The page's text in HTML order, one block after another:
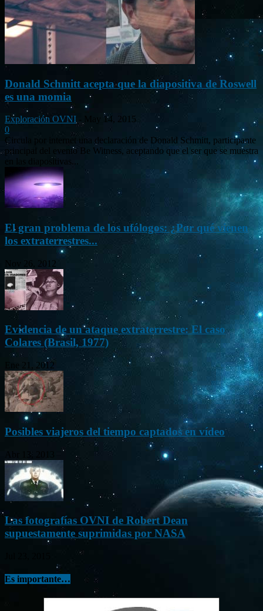
Donald Schmitt acepta que la diapositiva de Roswell
es una momia
Exploración OVNI
May 14, 2015
0
Circula por internet una declaración de Donald Schmitt, participante
principal del evento Be Witness, aceptando que el ser que se muestra
en las diapositivas...
El gran problema de los ufólogos: ¿Por qué vienen
los extraterrestres...
Nov 26, 2012
Evidencia de un ataque extraterrestre: El caso
Colares (Brasil, 1977)
Ene 21, 2012
Posibles viajeros del tiempo captados en vídeo
Abr 13, 2013
Las fotografías OVNI de Robert Dean
supuestamente suprimidas por NASA
Es importante…